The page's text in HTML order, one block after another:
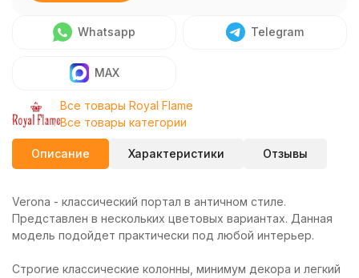
Whatsapp Telegram
MAX
Все товары Royal Flame
Все товары категории
Описание Характеристики Отзывы
Verona - классический портал в античном стиле.
Представлен в нескольких цветовых вариантах. Данная
модель подойдет практически под любой интерьер.
Строгие классические колонны, минимум декора и легкий